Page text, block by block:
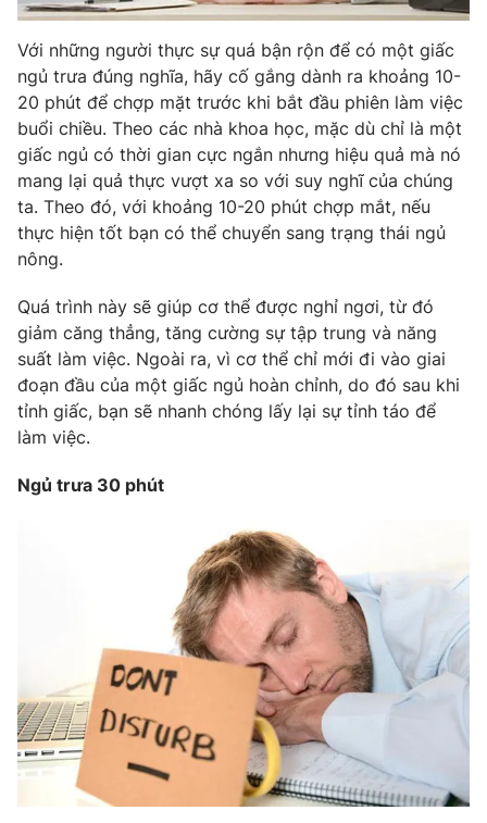
Thị trường
Tư vấn
Lịch phát sóng
Chuyên mục khác
Emagazine Podcast
Photo Infographic
Video
VTV Money VTV Thể thao
VTV Sức khoẻ Bất động sản
Thị trường 24h
VTV8
English
THỜI BÁO VTV
Với những người thực sự quá bận rộn để có một giấc
ngủ trưa đúng nghĩa, hãy cố gắng dành ra khoảng 10-
20 phút để chợp mặt trước khi bắt đầu phiên làm việc
buổi chiều. Theo các nhà khoa học, mặc dù chỉ là một
giấc ngủ có thời gian cực ngắn nhưng hiệu quả mà nó
mang lại quả thực vượt xa so với suy nghĩ của chúng
ta. Theo đó, với khoảng 10-20 phút chợp mắt, nếu
thực hiện tốt bạn có thể chuyển sang trạng thái ngủ
nông.
Quá trình này sẽ giúp cơ thể được nghỉ ngơi, từ đó
giảm căng thẳng, tăng cường sự tập trung và năng
suất làm việc. Ngoài ra, vì cơ thể chỉ mới đi vào giai
đoạn đầu của một giấc ngủ hoàn chỉnh, do đó sau khi
tỉnh giấc, bạn sẽ nhanh chóng lấy lại sự tỉnh táo để
làm việc.
Ngủ trưa 30 phút